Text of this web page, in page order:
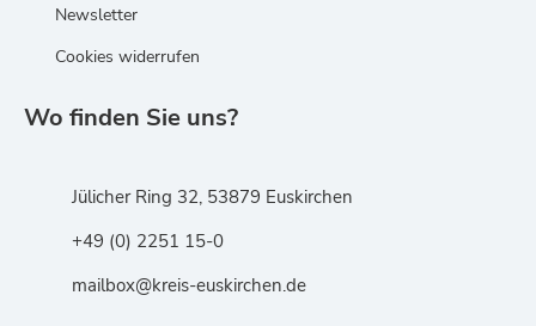
Newsletter
Cookies widerrufen
Wo finden Sie uns?
Jülicher Ring 32, 53879 Euskirchen
+49 (0) 2251 15-0
mailbox@kreis-euskirchen.de